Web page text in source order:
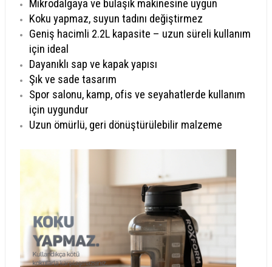
Mikrodalgaya ve bulaşık makinesine uygun
Koku yapmaz, suyun tadını değiştirmez
Geniş hacimli 2.2L kapasite – uzun süreli kullanım
için ideal
Dayanıklı sap ve kapak yapısı
Şık ve sade tasarım
Spor salonu, kamp, ofis ve seyahatlerde kullanım
için uygundur
Uzun ömürlü, geri dönüştürülebilir malzeme